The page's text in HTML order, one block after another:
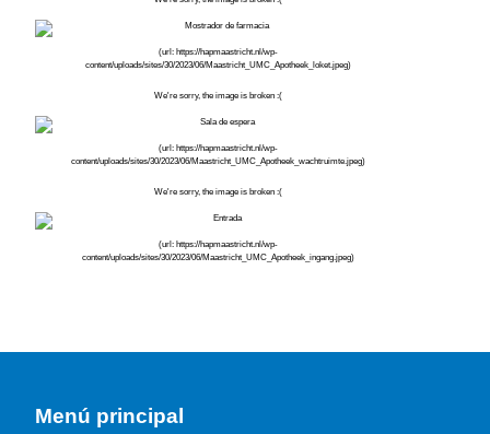
Menú principal